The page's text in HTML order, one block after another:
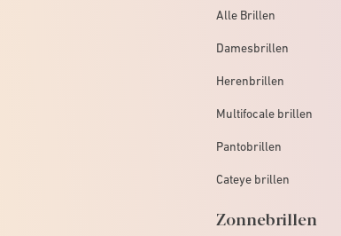
Alle Brillen
Damesbrillen
Herenbrillen
Multifocale brillen
Pantobrillen
Cateye brillen
Zonnebrillen